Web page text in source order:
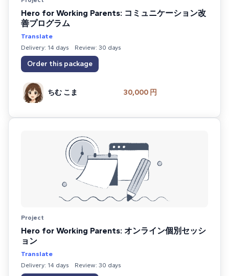
Hero for Working Parents: コミュニケーション改
善プログラム
Translate
Delivery: 14 days Review: 30 days
Order this package
ちむ こま 30,000 円
Project
Hero for Working Parents: オンライン個別セッシ
ョン
Translate
Delivery: 14 days Review: 30 days